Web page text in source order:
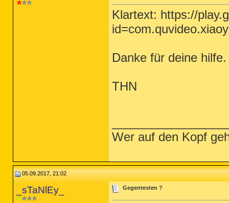
Klartext: https://
Danke für deine hilfe.
THN
Wer auf den Kopf
05.09.2017, 21:02
_sTaNlEy_ Gegentesten ?